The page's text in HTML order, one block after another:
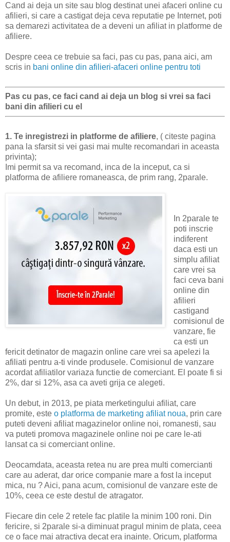
Cand ai deja un site sau blog destinat unei afaceri online cu
afilieri, si care a castigat deja ceva reputatie pe Internet, poti
sa demarezi activitatea de a deveni un afiliat in platforme de
afiliere.
Despre ceea ce trebuie sa faci, pas cu pas, pana aici, am
scris in bani online din afilieri-afaceri online pentru toti
Pas cu pas, ce faci cand ai deja un blog si vrei sa faci
bani din afilieri cu el
1. Te inregistrezi in platforme de afiliere, ( citeste pagina
pana la sfarsit si vei gasi mai multe recomandari in aceasta
privinta);
Imi permit sa va recomand, inca de la inceput, ca si
platforma de afiliere romaneasca, de prim rang, 2parale.
In 2parale te
poti inscrie
indiferent
daca esti un
simplu afiliat
care vrei sa
faci ceva bani
online din
afilieri
castigand
comisionul de
vanzare, fie
ca esti un
fericit detinator de magazin online care vrei sa apelezi la
afiliati pentru a-ti vinde produsele. Comisionul de vanzare
acordat afiliatilor variaza functie de comerciant. El poate fi si
2%, dar si 12%, asa ca aveti grija ce alegeti.
Un debut, in 2013, pe piata merketingului afiliat, care
promite, este o platforma de marketing afiliat noua, prin care
puteti deveni afiliat magazinelor online noi, romanesti, sau
va puteti promova magazinele online noi pe care le-ati
lansat ca si comerciant online.
Deocamdata, aceasta retea nu are prea multi comercianti
care au aderat, dar orice companie mare a fost la inceput
mica, nu ? Aici, pana acum, comisionul de vanzare este de
10%, ceea ce este destul de atragator.
Fiecare din cele 2 retele fac platile la minim 100 roni. Din
fericire, si 2parale si-a diminuat pragul minim de plata, ceea
ce o face mai atractiva decat era inainte. Oricum, platforma